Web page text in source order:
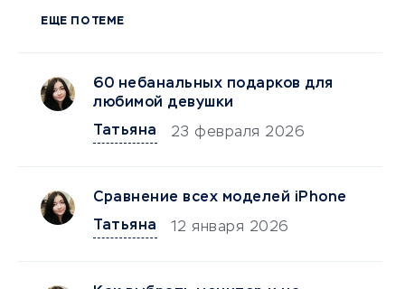
ЕЩЕ ПО ТЕМЕ
60 небанальных подарков для
любимой девушки
Татьяна
23 февраля 2026
Сравнение всех моделей iPhone
Татьяна
12 января 2026